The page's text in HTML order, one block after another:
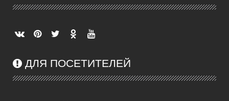
ДЛЯ ПОСЕТИТЕЛЕЙ